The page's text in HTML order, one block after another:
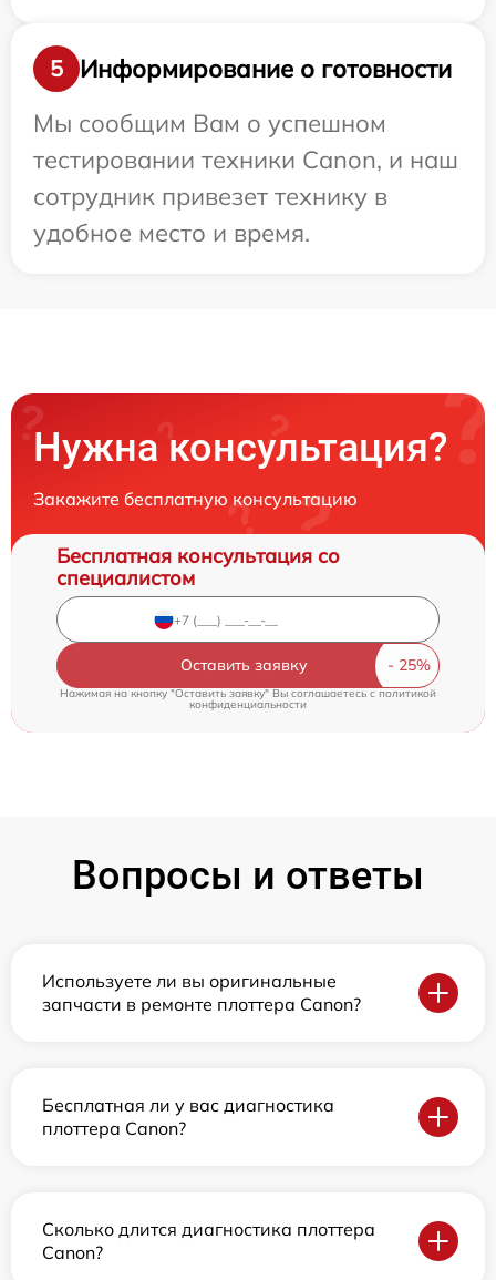
5
Информирование о готовности
Мы сообщим Вам о успешном
тестировании техники Canon, и наш
сотрудник привезет технику в
удобное место и время.
Нужна консультация?
Закажите бесплатную консультацию
Бесплатная консультация со
специалистом
Оставить заявку
Нажимая на кнопку "Оставить заявку" Вы соглашаетесь c политикой
конфиденциальности
Вопросы и ответы
Используете ли вы оригинальные
запчасти в ремонте плоттера Canon?
Бесплатная ли у вас диагностика
плоттера Canon?
Сколько длится диагностика плоттера
Canon?